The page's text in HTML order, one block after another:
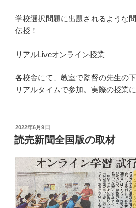
学校選択問題に出題されるような
伝授！
リアルLiveオンライン授業
各校舎にて、教室で監督の先生の
リアルタイムで参加。実際の授業
投
稿
日:
2022年6月9日
読売新聞全国版の取材